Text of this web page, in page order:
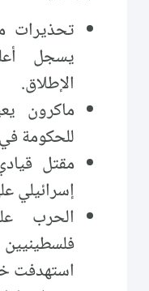
يسجل
الإطلاق.
ماكرون
للحكومة
مقتل
إسرائيلي
استهدفت